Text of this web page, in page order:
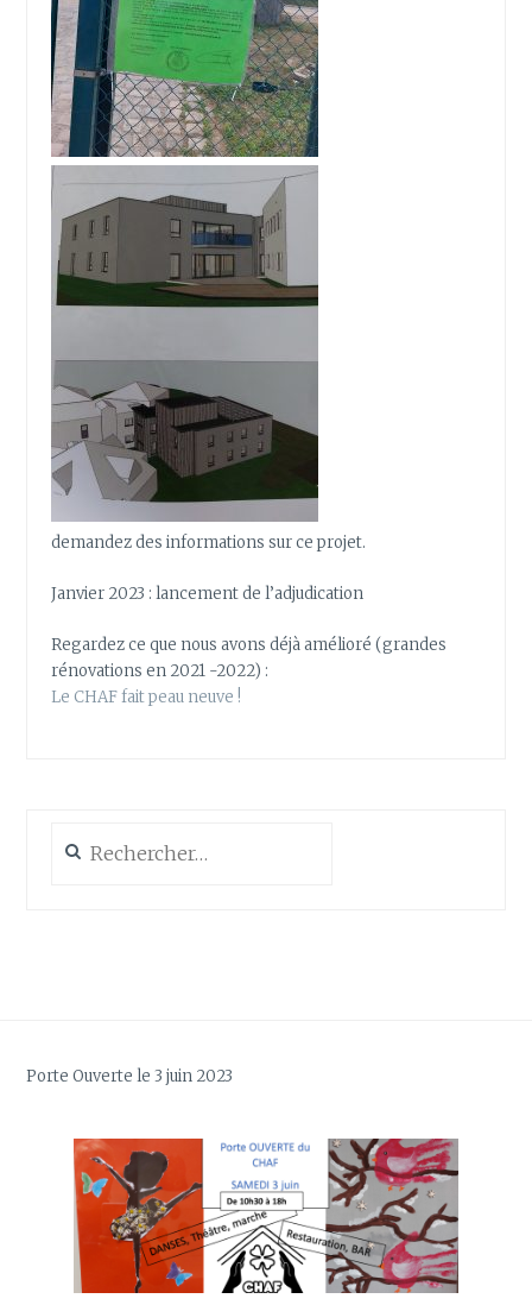
demandez des informations sur ce projet.
Janvier 2023 : lancement de l’adjudication
Regardez ce que nous avons déjà amélioré (grandes
rénovations en 2021 -2022) :
Le CHAF fait peau neuve !
Porte Ouverte le 3 juin 2023